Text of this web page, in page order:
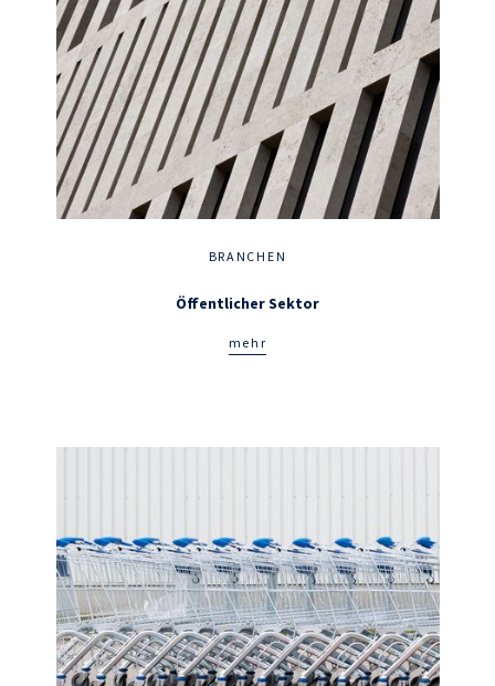
BRANCHEN
Öffentlicher Sektor
mehr